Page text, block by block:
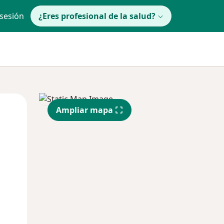
¿Eres profesional de la salud?
Jue
13 Ago
Vie
14 Ago
Ampliar mapa